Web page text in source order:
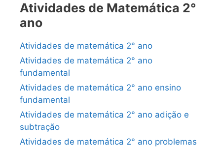
Atividades de Matemática 2°
ano
Atividades de matemática 2° ano
Atividades de matemática 2° ano
fundamental
Atividades de matemática 2° ano ensino
fundamental
Atividades de matemática 2° ano adição e
subtração
Atividades de matemática 2° ano problemas